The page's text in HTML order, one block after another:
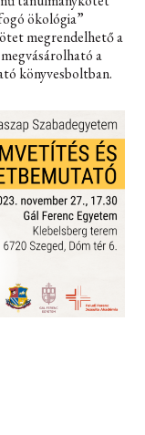
ökológia”
megrendelhető a
a
könyvesboltban.